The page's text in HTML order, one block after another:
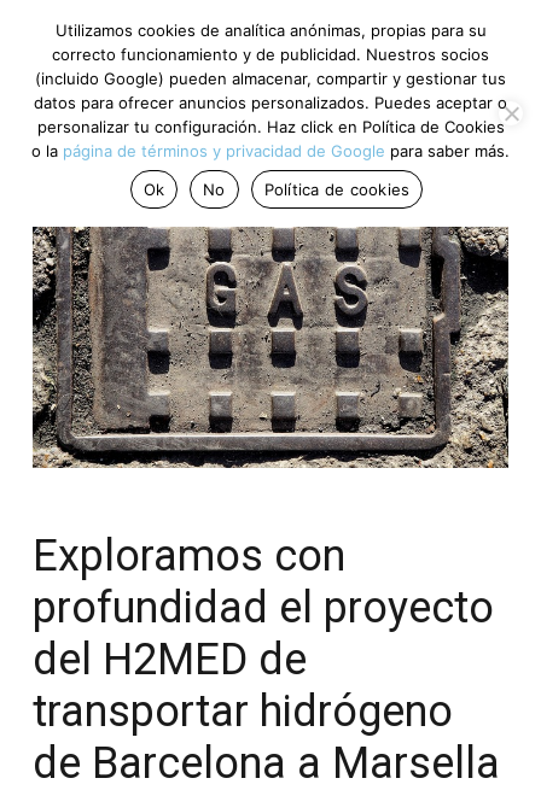
Exploramos con
profundidad el proyecto
del H2MED de
transportar hidrógeno
de Barcelona a Marsella
Utilizamos cookies de analítica anónimas, propias para su
correcto funcionamiento y de publicidad. Nuestros socios
(incluido Google) pueden almacenar, compartir y gestionar tus
datos para ofrecer anuncios personalizados. Puedes aceptar o
personalizar tu configuración. Haz click en Política de Cookies
o la página de términos y privacidad de Google para saber más.
Ok
No Política de cookies